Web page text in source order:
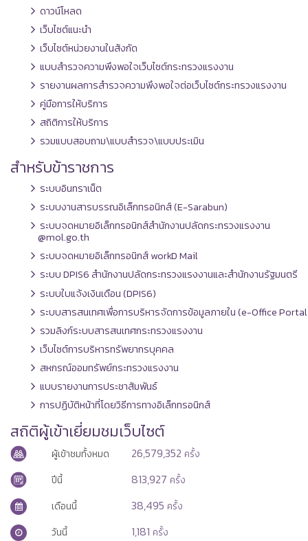
ดาวน์โหลด
เว็บไซต์แนะนำ
เว็บไซต์หน่วยงานในสังกัด
แบบสำรวจความพึงพอใจเว็บไซต์กระทรวงแรงงาน
รายงานผลการสำรวจความพึงพอใจต่อเว็บไซต์กระทรวงแรงงาน
คู่มือการให้บริการ
สถิติการให้บริการ
รวมแบบสอบถาม\แบบสำรวจ\แบบประเมิน
สำหรับข้าราชการ
ระบบอินทราเน็ต
ระบบงานสารบรรณอิเล็กทรอนิกส์ (E-Sarabun)
ระบบจดหมายอิเล็กทรอนิกส์สำนักงานปลัดกระทรวงแรงงาน
@mol.go.th
ระบบจดหมายอิเล็กทรอนิกส์ workD Mail
ระบบ DPIS6 สำนักงานปลัดกระทรวงแรงงานและสำนักงานรัฐมนตรี
ระบบใบแจ้งเงินเดือน (DPIS6)
ระบบสารสนเทศเพื่อการบริหารจัดการข้อมูลภายใน (e-Office
รวมลิงก์ระบบสารสนเทศกระทรวงแรงงาน
เว็บไซต์การบริหารทรัพยากรบุคคล
สหกรณ์ออมทรัพย์กระทรวงแรงงาน
แบบรายงานการประชาสัมพันธ์
การปฏิบัติหน้าที่โดยวิธีการทางอิเล็กทรอนิกส์
สถิติผู้เข้าเยี่ยมชมเว็บไซต์
ผู้เข้าชมทั้งหมด 26,579,352 ครั้ง
ปีนี้
813,927 ครั้ง
เดือนนี้
38,495 ครั้ง
วันนี้
1,181 ครั้ง